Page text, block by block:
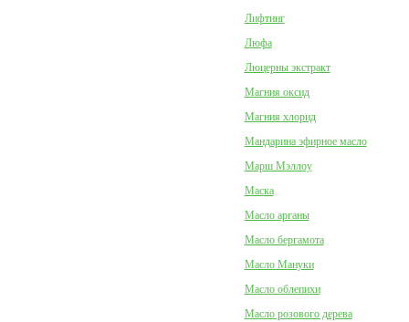
Лифтинг
Люфа
Люцерны экстракт
Магния оксид
Магния хлорид
Мандарина эфирное масло
Марш Мэллоу
Маска
Масло арганы
Масло бергамота
Масло Мануки
Масло облепихи
Масло розового дерева